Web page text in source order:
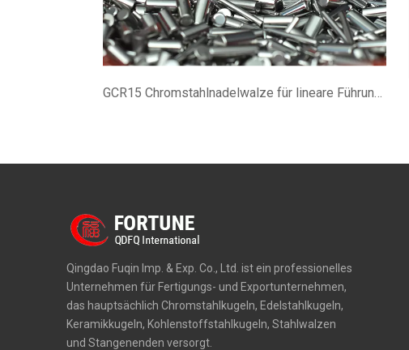
GCR15 Chromstahlnadelwalze für lineare Führung 40x40 mm
Qingdao Fuqin Imp. & Exp. Co., Ltd. ist ein professionelles
Unternehmen für Fertigungs- und Exportunternehmen,
das hauptsächlich Chromstahlkugeln, Edelstahlkugeln,
Keramikkugeln, Kohlenstoffstahlkugeln, Stahlwalzen
und Stangenenden versorgt.